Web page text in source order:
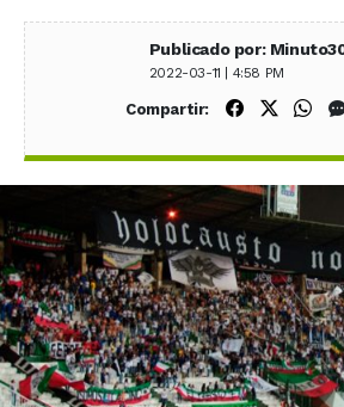
Publicado por:
2022-03-11 | 4:58 PM
Compartir: Compartir